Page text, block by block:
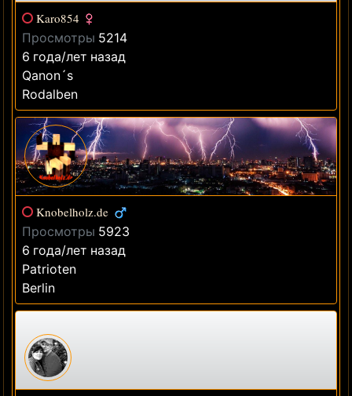
Karo854
Просмотры 5214
6 года/лет назад
Qanon´s
Rodalben
Knobelholz.de
Просмотры 5923
6 года/лет назад
Patrioten
Berlin